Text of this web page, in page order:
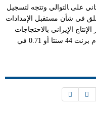
على ‍التوالي وتتجه لتسجيل
في شأن مستقبل الإمدادات
الإيراني بالاحتجاجات
التي تشهدها البلاد. وزادت العقود الآجلة لخام برنت 44 سنتا أو 0.71 في